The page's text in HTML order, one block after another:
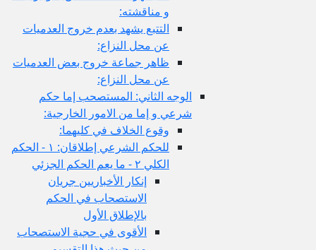
و مناقشته:
التتبع يشهد بعدم خروج العدميات
عن محل النزاع:
ظاهر جماعة خروج بعض العدميات
عن محل النزاع:
الوجه الثاني: المستصحب إما حكم
شرعي و إما من الامور الخارجية:
وقوع الخلاف في كليهما:
للحكم الشرعي إطلاقان: ١ - الحكم
الكلي ٢ - ما يعم الحكم الجزئي
إنكار الأخباريين جريان
الاستصحاب في الحكم
بالإطلاق الأول
الأقوى في حجية الاستصحاب